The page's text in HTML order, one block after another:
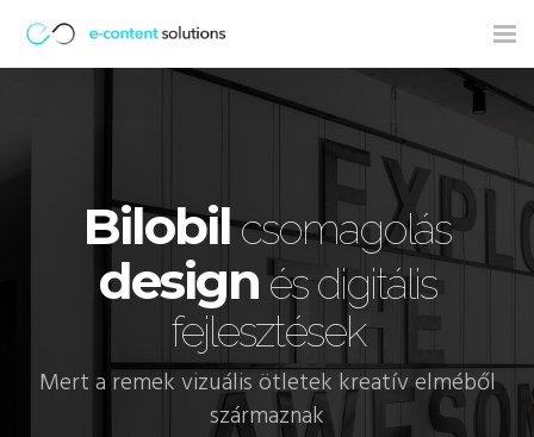
Bilobilcsomagolás
design és digitális
fejlesztések
Mert a remek vizuális ötletek kreatív elméből
származnak